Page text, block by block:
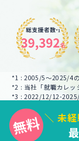
*1 : 2005/5～2025/4
*2 : 当社「就職カレッ
*3 : 2022/12/12-2025/
＼ 未